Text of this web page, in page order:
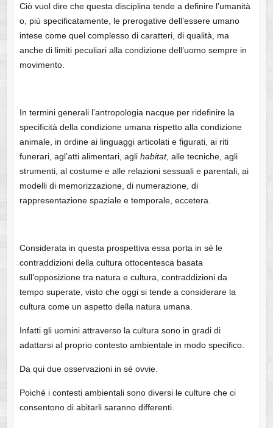
Ciò vuol dire che questa disciplina tende a definire l’umanità
o, più specificatamente, le prerogative dell’essere umano
intese come quel complesso di caratteri, di qualità, ma
anche di limiti peculiari alla condizione dell’uomo sempre in
movimento.
In termini generali l’antropologia nacque per ridefinire la
specificità della condizione umana rispetto alla condizione
animale, in ordine ai linguaggi articolati e figurati, ai riti
funerari, agl’atti alimentari, agli habitat, alle tecniche, agli
strumenti, al costume e alle relazioni sessuali e parentali, ai
modelli di memorizzazione, di numerazione, di
rappresentazione spaziale e temporale, eccetera.
Considerata in questa prospettiva essa porta in sé le
contraddizioni della cultura ottocentesca basata
sull’opposizione tra natura e cultura, contraddizioni da
tempo superate, visto che oggi si tende a considerare la
cultura come un aspetto della natura umana.
Infatti gli uomini attraverso la cultura sono in gradi di
adattarsi al proprio contesto ambientale in modo specifico.
Da qui due osservazioni in sé ovvie.
Poiché i contesti ambientali sono diversi le culture che ci
consentono di abitarli saranno differenti.